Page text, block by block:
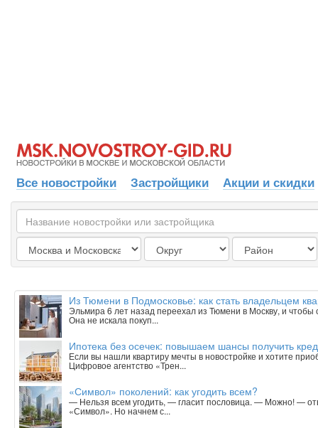
Все новостройки Застройщики Акции и скидки
Из Тюмени в Подмосковье: как стать владельцем
Эльмира 6 лет назад переехал из Тюмени в Москву, и
Она не искала покуп...
Ипотека без осечек: повышаем шансы получить
Если вы нашли квартиру мечты в новостройке и хотите
Цифровое агентство «Трен...
«Символ» поколений: как угодить всем?
— Нельзя всем угодить, — гласит пословица. — Можно! —
«Символ». Но начнем с...